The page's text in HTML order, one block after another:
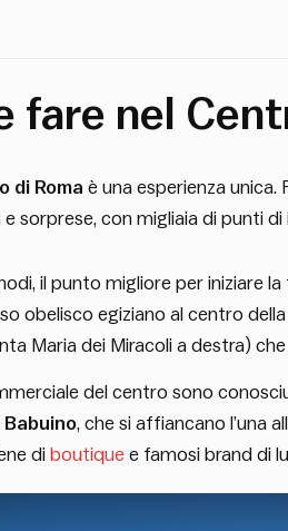
fare nel
di Roma è una esperienza unica.
sorprese, con migliaia di punti
il punto migliore per iniziare
obelisco egiziano al centro
Maria dei Miracoli a destra)
del centro sono
Babuino, che si affiancano l’una
di boutique e famosi brand di